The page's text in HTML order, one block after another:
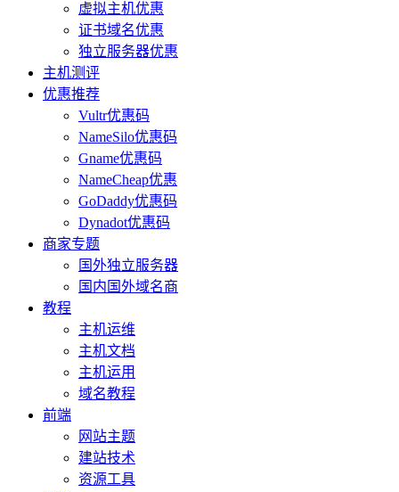
虚拟主机优惠
证书域名优惠
独立服务器优惠
主机测评
优惠推荐
Vultr优惠码
NameSilo优惠码
Gname优惠码
NameCheap优惠
GoDaddy优惠码
Dynadot优惠码
商家专题
国外独立服务器
国内国外域名商
教程
主机运维
主机文档
主机运用
域名教程
前端
网站主题
建站技术
资源工具